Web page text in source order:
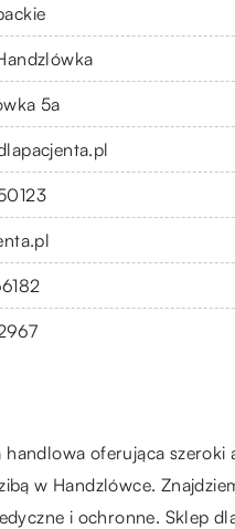
5a
oferująca
w Handzlówce.
i ochronne. Sklep